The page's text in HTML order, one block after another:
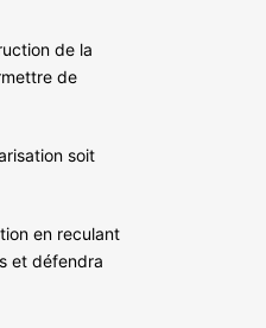
de la
de
soit
en reculant
et défendra